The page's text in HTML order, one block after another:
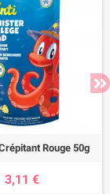
Rouge 50g
3,11 €